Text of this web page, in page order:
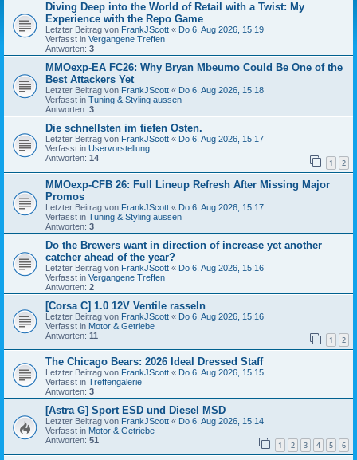
Diving Deep into the World of Retail with a Twist: My
Experience with the Repo Game
Letzter Beitrag von FrankJScott « Do 6. Aug 2026, 15:19
Verfasst in Vergangene Treffen
Antworten: 3
MMOexp-EA FC26: Why Bryan Mbeumo Could Be One of the
Best Attackers Yet
Letzter Beitrag von FrankJScott « Do 6. Aug 2026, 15:18
Verfasst in Tuning & Styling aussen
Antworten: 3
Die schnellsten im tiefen Osten.
Letzter Beitrag von FrankJScott « Do 6. Aug 2026, 15:17
Verfasst in Uservorstellung
Antworten: 14 1 2
MMOexp-CFB 26: Full Lineup Refresh After Missing Major
Promos
Letzter Beitrag von FrankJScott « Do 6. Aug 2026, 15:17
Verfasst in Tuning & Styling aussen
Antworten: 3
Do the Brewers want in direction of increase yet another
catcher ahead of the year?
Letzter Beitrag von FrankJScott « Do 6. Aug 2026, 15:16
Verfasst in Vergangene Treffen
Antworten: 2
[Corsa C] 1.0 12V Ventile rasseln
Letzter Beitrag von FrankJScott « Do 6. Aug 2026, 15:16
Verfasst in Motor & Getriebe
Antworten: 11 1 2
The Chicago Bears: 2026 Ideal Dressed Staff
Letzter Beitrag von FrankJScott « Do 6. Aug 2026, 15:15
Verfasst in Treffengalerie
Antworten: 3
[Astra G] Sport ESD und Diesel MSD
Letzter Beitrag von FrankJScott « Do 6. Aug 2026, 15:14
Verfasst in Motor & Getriebe
Antworten: 51 1 2 3 4 5 6